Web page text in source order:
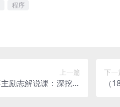
程序
上一篇
励志解说课：深挖榜
下一
（